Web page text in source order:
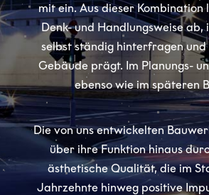
mit ein. Aus dieser Kombination
Denk- und Handlungsweise ab,
selbst ständig hinterfragen und
Gebäude prägt. Im Planungs-
ebenso wie im späteren
Die von uns entwickelten
über ihre Funktion hinaus
ästhetische Qualität, die im
Jahrzehnte hinweg positive